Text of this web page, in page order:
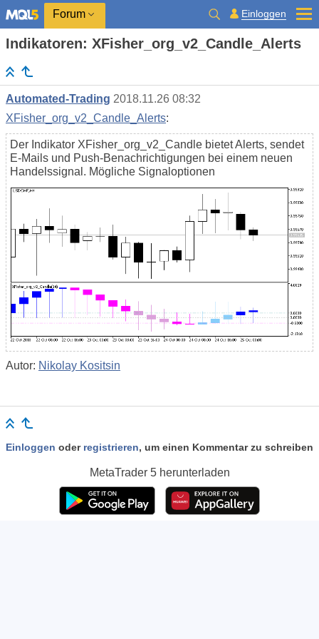
Forum Einloggen
Indikatoren: XFisher_org_v2_Candle_Alerts
Automated-Trading 2018.11.26 08:32
XFisher_org_v2_Candle_Alerts:
Der Indikator XFisher_org_v2_Candle bietet Alerts, sendet
E-Mails und Push-Benachrichtigungen bei einem neuen
Handelssignal. Mögliche Signaloptionen
Autor: Nikolay Kositsin
Einloggen oder registrieren, um einen Kommentar zu schreiben
MetaTrader 5herunterladen